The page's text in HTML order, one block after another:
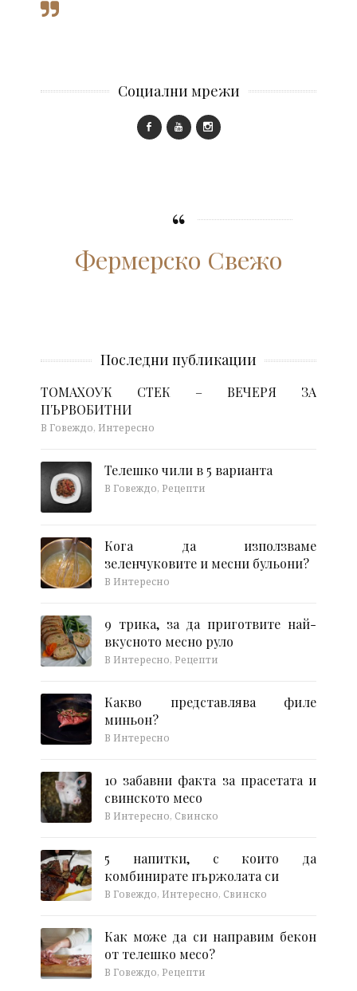
Социални мрежи
Фермерско Свежо
Последни публикации
ТОМАХОУК СТЕК – ВЕЧЕРЯ ЗА
ПЪРВОБИТНИ
В Говеждо, Интересно
Телешко чили в 5 варианта
В Говеждо, Рецепти
Кога да използваме
зеленчуковите и месни бульони?
В Интересно
9 трика, за да приготвите най-
вкусното месно руло
В Интересно, Рецепти
Какво представлява филе
миньон?
В Интересно
10 забавни факта за прасетата и
свинското месо
В Интересно, Свинско
5 напитки, с които да
комбинирате пържолата си
В Говеждо, Интересно, Свинско
Как може да си направим бекон
от телешко месо?
В Говеждо, Рецепти